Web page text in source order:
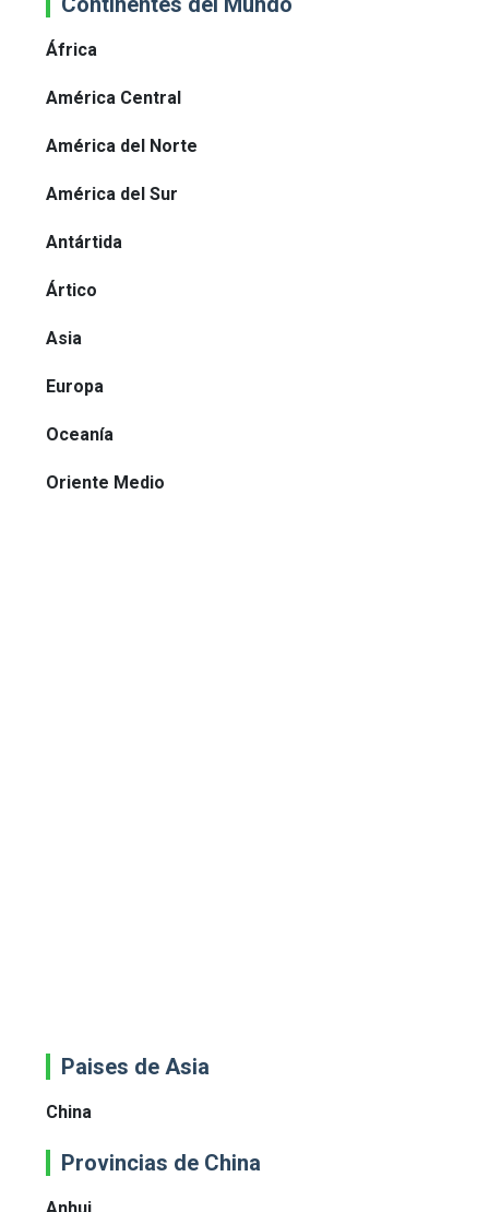
África
América Central
América del Norte
América del Sur
Antártida
Ártico
Asia
Europa
Oceanía
Oriente Medio
Paises de Asia
China
Provincias de China